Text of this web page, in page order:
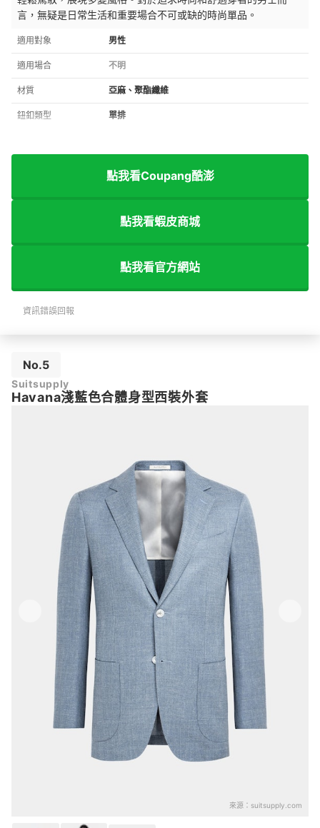
言，無疑是日常生活和重要場合不可或缺的時尚單品。
適用對象 男性
適用場合 不明
材質 亞麻、聚酯纖維
鈕釦類型 單排
點我看Coupang酷澎
點我看蝦皮商城
點我看官方網站
資訊錯誤回報
No.5
Suitsupply
Havana淺藍色合體身型西裝外套
來源： suitsupply.com